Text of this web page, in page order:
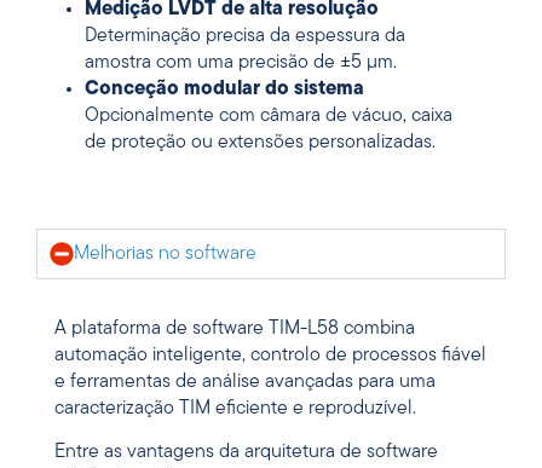
Medição LVDT de alta resolução
Determinação precisa da espessura da
amostra com uma precisão de ±5 µm.
Conceção modular do sistema
Opcionalmente com câmara de vácuo, caixa
de proteção ou extensões personalizadas.
Melhorias no software
A plataforma de software TIM-L58 combina
automação inteligente, controlo de processos fiável
e ferramentas de análise avançadas para uma
caracterização TIM eficiente e reproduzível.
Entre as vantagens da arquitetura de software